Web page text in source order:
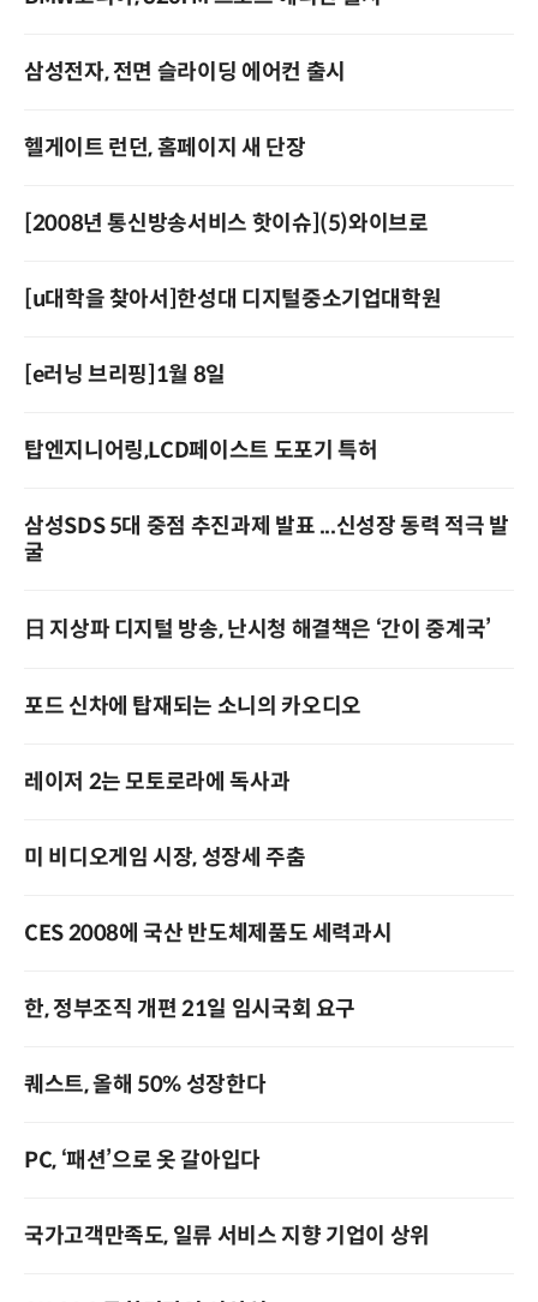
삼성전자, 전면 슬라이딩 에어컨 출시
헬게이트 런던, 홈페이지 새 단장
[2008년 통신방송서비스 핫이슈](5)와이브로
[u대학을 찾아서]한성대 디지털중소기업대학원
[e러닝 브리핑]1월 8일
탑엔지니어링,LCD페이스트 도포기 특허
삼성SDS 5대 중점 추진과제 발표 ...신성장 동력 적극 발
굴
日 지상파 디지털 방송, 난시청 해결책은 ‘간이 중계국’
포드 신차에 탑재되는 소니의 카오디오
레이저 2는 모토로라에 독사과
미 비디오게임 시장, 성장세 주춤
CES 2008에 국산 반도체제품도 세력과시
한, 정부조직 개편 21일 임시국회 요구
퀘스트, 올해 50% 성장한다
PC, ‘패션’으로 옷 갈아입다
국가고객만족도, 일류 서비스 지향 기업이 상위